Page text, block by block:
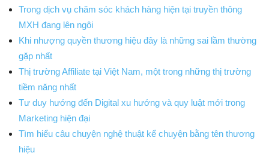
Trong dịch vụ chăm sóc khách hàng hiện tại truyền thông
MXH đang lên ngôi
Khi nhượng quyền thương hiệu đây là những sai lầm thường
gặp nhất
Thị trường Affiliate tại Việt Nam, một trong những thị trường
tiềm năng nhất
Tư duy hướng đến Digital xu hướng và quy luật mới trong
Marketing hiện đại
Tìm hiểu câu chuyện nghệ thuật kể chuyện bằng tên thương
hiệu